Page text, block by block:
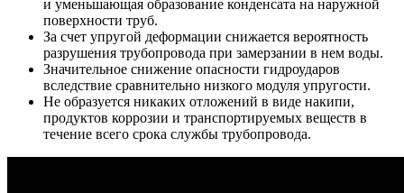
и уменьшающая образование конденсата на наружной
поверхности труб.
За счет упругой деформации снижается вероятность
разрушения трубопровода при замерзании в нем воды.
Значительное снижение опасности гидроударов
вследствие сравнительно низкого модуля упругости.
Не образуется никаких отложений в виде накипи,
продуктов коррозии и транспортируемых веществ в
течение всего срока службы трубопровода.